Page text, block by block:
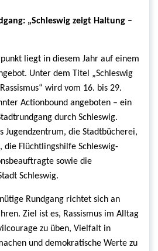
„Schleswig zeigt Haltung –
liegt in diesem Jahr auf einem
Unter dem Titel „Schleswig
wird vom 16. bis 29.
Actionbound angeboten – ein
durch Schleswig.
Jugendzentrum, die Stadtbücherei,
die Flüchtlingshilfe Schleswig-
sowie die
Schleswig.
Rundgang richtet sich an
Ziel ist es, Rassismus im Alltag
zu üben, Vielfalt in
und demokratische Werte zu